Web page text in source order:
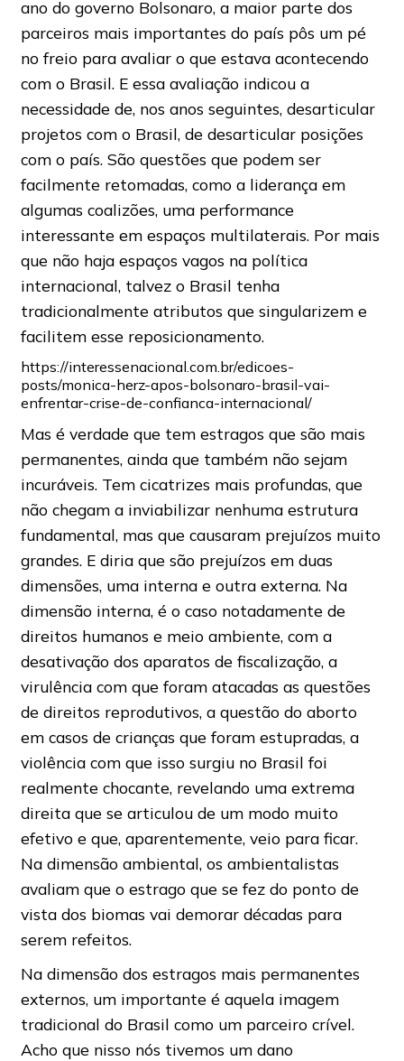
ano do governo Bolsonaro, a maior parte dos
parceiros mais importantes do país pôs um pé
no freio para avaliar o que estava acontecendo
com o Brasil. E essa avaliação indicou a
necessidade de, nos anos seguintes, desarticular
projetos com o Brasil, de desarticular posições
com o país. São questões que podem ser
facilmente retomadas, como a liderança em
algumas coalizões, uma performance
interessante em espaços multilaterais. Por mais
que não haja espaços vagos na política
internacional, talvez o Brasil tenha
tradicionalmente atributos que singularizem e
facilitem esse reposicionamento.
https://interessenacional.com.br/edicoes-
posts/monica-herz-apos-bolsonaro-brasil-vai-
enfrentar-crise-de-confianca-internacional/
Mas é verdade que tem estragos que são mais
permanentes, ainda que também não sejam
incuráveis. Tem cicatrizes mais profundas, que
não chegam a inviabilizar nenhuma estrutura
fundamental, mas que causaram prejuízos muito
grandes. E diria que são prejuízos em duas
dimensões, uma interna e outra externa. Na
dimensão interna, é o caso notadamente de
direitos humanos e meio ambiente, com a
desativação dos aparatos de fiscalização, a
virulência com que foram atacadas as questões
de direitos reprodutivos, a questão do aborto
em casos de crianças que foram estupradas, a
violência com que isso surgiu no Brasil foi
realmente chocante, revelando uma extrema
direita que se articulou de um modo muito
efetivo e que, aparentemente, veio para ficar.
Na dimensão ambiental, os ambientalistas
avaliam que o estrago que se fez do ponto de
vista dos biomas vai demorar décadas para
serem refeitos.
Na dimensão dos estragos mais permanentes
externos, um importante é aquela imagem
tradicional do Brasil como um parceiro crível.
Acho que nisso nós tivemos um dano